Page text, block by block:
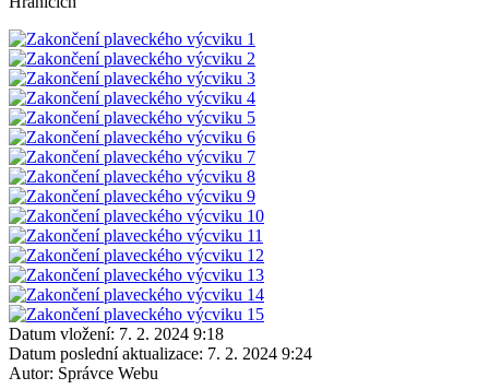
Datum vložení: 7. 2. 2024 9:18
Datum poslední aktualizace: 7. 2. 2024 9:24
Autor: Správce Webu